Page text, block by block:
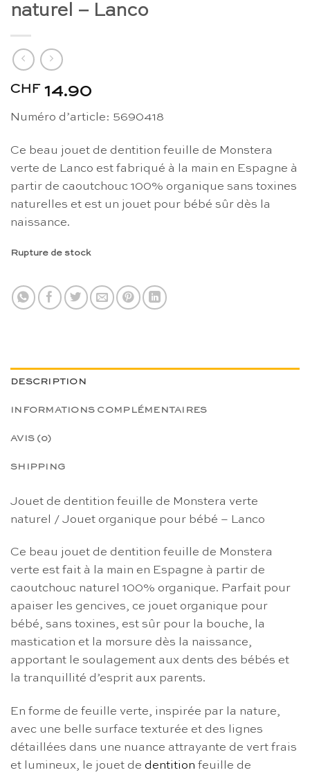
naturel – Lanco
CHF 14.90
Numéro d’article: 5690418
Ce beau jouet de dentition feuille de Monstera
verte de Lanco est fabriqué à la main en Espagne à
partir de caoutchouc 100% organique sans toxines
naturelles et est un jouet pour bébé sûr dès la
naissance.
Rupture de stock
DESCRIPTION
INFORMATIONS COMPLÉMENTAIRES
AVIS (0)
SHIPPING
Jouet de dentition feuille de Monstera verte
naturel / Jouet organique pour bébé – Lanco
Ce beau jouet de dentition feuille de Monstera
verte est fait à la main en Espagne à partir de
caoutchouc naturel 100% organique. Parfait pour
apaiser les gencives, ce jouet organique pour
bébé, sans toxines, est sûr pour la bouche, la
mastication et la morsure dès la naissance,
apportant le soulagement aux dents des bébés et
la tranquillité d’esprit aux parents.
En forme de feuille verte, inspirée par la nature,
avec une belle surface texturée et des lignes
détaillées dans une nuance attrayante de vert frais
et lumineux, le jouet de dentition feuille de